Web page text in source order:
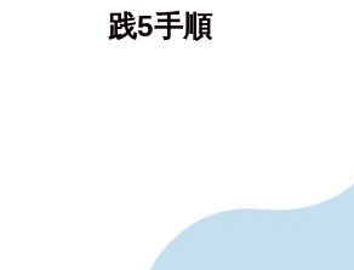
践5手順